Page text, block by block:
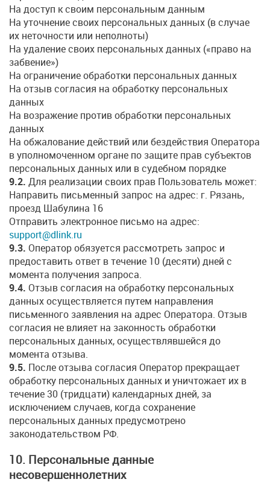
На доступ к своим персональным данным
На уточнение своих персональных данных (в случае
их неточности или неполноты)
На удаление своих персональных данных («право на
забвение»)
На ограничение обработки персональных данных
На отзыв согласия на обработку персональных
данных
На возражение против обработки персональных
данных
На обжалование действий или бездействия Оператора
в уполномоченном органе по защите прав субъектов
персональных данных или в судебном порядке
9.2. Для реализации своих прав Пользователь может:
Направить письменный запрос на адрес: г. Рязань,
проезд Шабулина 16
Отправить электронное письмо на адрес:
support@dlink.ru
9.3. Оператор обязуется рассмотреть запрос и
предоставить ответ в течение 10 (десяти) дней с
момента получения запроса.
9.4. Отзыв согласия на обработку персональных
данных осуществляется путем направления
письменного заявления на адрес Оператора. Отзыв
согласия не влияет на законность обработки
персональных данных, осуществлявшейся до
момента отзыва.
9.5. После отзыва согласия Оператор прекращает
обработку персональных данных и уничтожает их в
течение 30 (тридцати) календарных дней, за
исключением случаев, когда сохранение
персональных данных предусмотрено
законодательством РФ.
10. Персональные данные
несовершеннолетних